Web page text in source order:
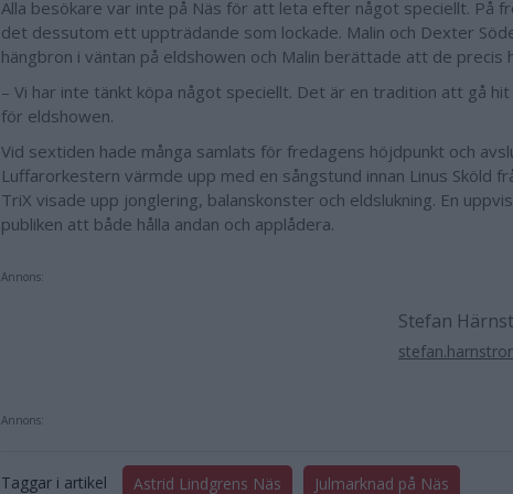
Alla besökare var inte på Näs för att leta efter något speciellt. På
det dessutom ett uppträdande som lockade. Malin och Dexter
hängbron i väntan på eldshowen och Malin berättade att de precis
– Vi har inte tänkt köpa något speciellt. Det är en tradition att gå hit
för eldshowen.
Vid sextiden hade många samlats för fredagens höjdpunkt och
Luffarorkestern värmde upp med en sångstund innan Linus Sköld
TriX visade upp jonglering, balanskonster och eldslukning. En
publiken att både hålla andan och applådera.
Annons:
Stefan
Annons:
Taggar i artikel Astrid Lindgrens Näs Julmarknad på Näs